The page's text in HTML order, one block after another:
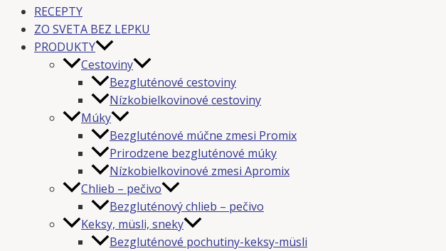
RECEPTY
ZO SVETA BEZ LEPKU
PRODUKTY
Cestoviny
Bezgluténové cestoviny
Nízkobielkovinové cestoviny
Múky
Bezgluténové múčne zmesi Promix
Prirodzene bezgluténové múky
Nízkobielkovinové zmesi Apromix
Chlieb – pečivo
Bezgluténový chlieb – pečivo
Keksy, müsli, sneky
Bezgluténové pochutiny-keksy-müsli